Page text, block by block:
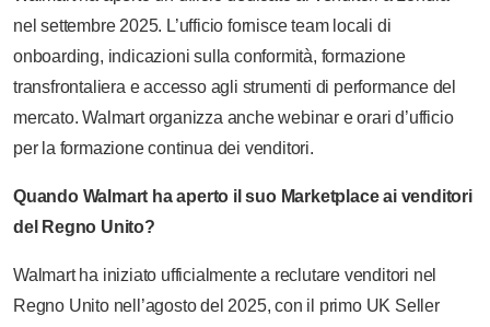
nel settembre 2025. L’ufficio fornisce team locali di
onboarding, indicazioni sulla conformità, formazione
transfrontaliera e accesso agli strumenti di performance del
mercato. Walmart organizza anche webinar e orari d’ufficio
per la formazione continua dei venditori.
Quando Walmart ha aperto il suo Marketplace ai venditori
del Regno Unito?
Walmart ha iniziato ufficialmente a reclutare venditori nel
Regno Unito nell’agosto del 2025, con il primo UK Seller